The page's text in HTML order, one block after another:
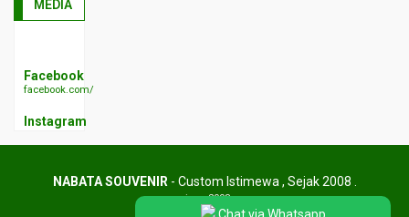
MEDIA
Facebook
facebook.com/berlinasani
Instagram
NABATA SOUVENIR - Custom Istimewa , Sejak 2008 .
since 2008